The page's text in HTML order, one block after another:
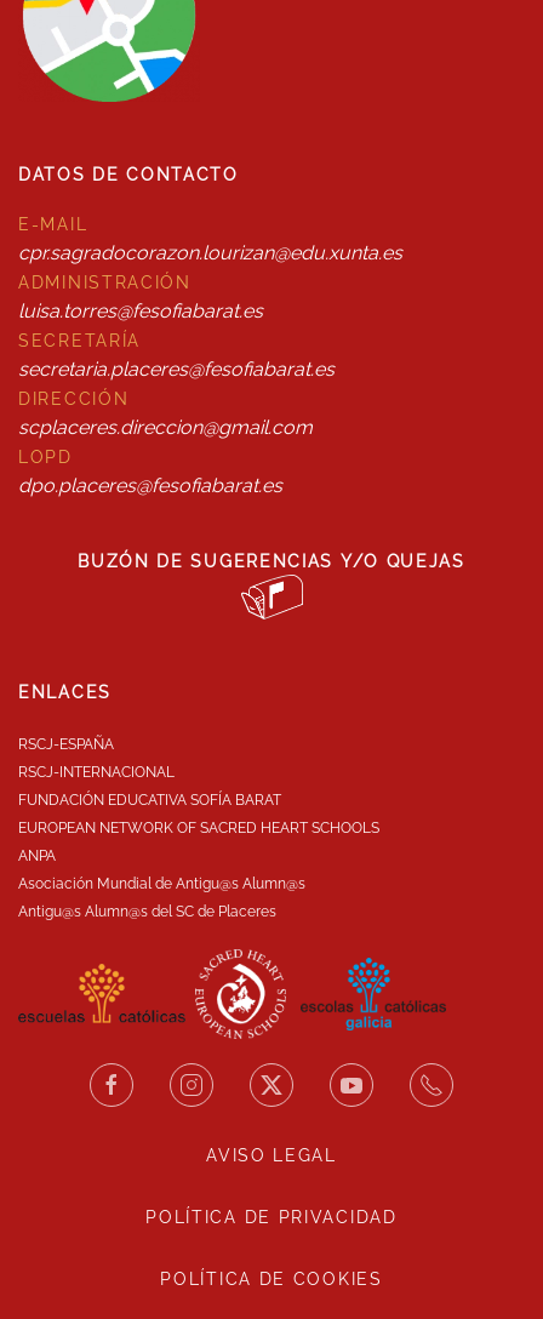
DATOS DE CONTACTO
E-MAIL
cpr.sagradocorazon.lourizan@edu.xunta.es
ADMINISTRACIÓN
luisa.torres@fesofiabarat.es
SECRETARÍA
secretaria.placeres@fesofiabarat.es
DIRECCIÓN
scplaceres.direccion@gmail.com
LOPD
dpo.placeres@fesofiabarat.es
BUZÓN DE SUGERENCIAS Y/O QUEJAS
ENLACES
RSCJ-ESPAÑA
RSCJ-INTERNACIONAL
FUNDACIÓN EDUCATIVA SOFÍA BARAT
EUROPEAN NETWORK OF SACRED HEART SCHOOLS
ANPA
Asociación Mundial de Antigu@s Alumn@s
Antigu@s Alumn@s del SC de Placeres
AVISO LEGAL
POLÍTICA DE PRIVACIDAD
POLÍTICA DE COOKIES